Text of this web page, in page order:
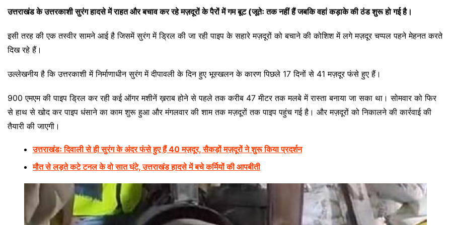
उत्तराखंड के उत्तरकाशी सुरंग हादसे में राहत और बचाव कर रहे मज़दूरों के पैरों में गम बूट (जूतेः तक नहीं हैं जबकि वहां कड़ाके की ठंड शुरू हो गई है।
इसी तरह की एक तस्वीर सामने आई है जिसमें सुरंग में ड्रिल की जा रही पाइप के सहारे मज़दूरों को बचाने की कोशिश में लगे मज़दूर चप्पल पहने मेहनत करते
दिख रहे हैं।
उल्लेखनीय है कि उत्तरकाशी में निर्माणाधीन सुरंग में दीपावली के दिन हुए भूस्खलन के कारण पिछले 17 दिनों से 41 मज़दूर फंसे हुए हैं।
900 एमएम की पाइप ड्रिल कर रही कई ऑगर मशीनें ख़राब होने से पहले तक करीब 47 मीटर तक मलबे में रास्ता बनाया जा सका था। सोमवार को फिर
से हाथ से खोद कर पाइप धंसाने का काम शुरू हुआ और मंगलवार की शाम तक मज़दूरों तक पाइप पहुंच गई है। और मज़दूरों को निकालने की कार्रवाई की
तैयारी की जाएगी।
उत्तराखंडः दिवाली से ही सुरंग के अंदर फंसे हुए हैं 40 मज़दूर, सैकड़ों मज़दूरों ने शुरू किया प्रदर्शन
मौत से लड़ते कटे टनल के वो सात घंटे, उत्तराखंड हादसे में बचे कर्मियों की आपबीती